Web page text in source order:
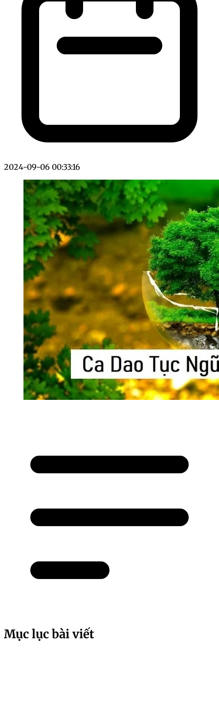
2024-09-06 00:33:16
Mục lục bài viết